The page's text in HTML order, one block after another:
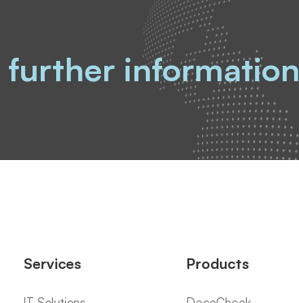
further information
Services Products